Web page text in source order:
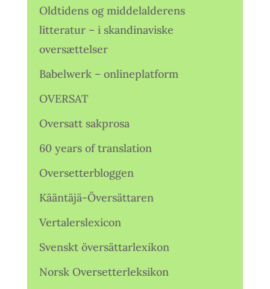
Oldtidens og middelalderens
litteratur – i skandinaviske
oversættelser
Babelwerk – onlineplatform
OVERSAT
Oversatt sakprosa
60 years of translation
Oversetterbloggen
Kääntäjä-Översättaren
Vertalerslexicon
Svenskt översättarlexikon
Norsk Oversetterleksikon